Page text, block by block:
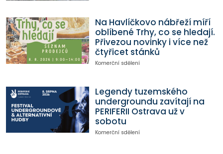
Na Havlíčkovo nábřeží míří
oblíbené Trhy, co se hledají.
Přivezou novinky i více než
čtyřicet stánků
Komerční sdělení
Legendy tuzemského
undergroundu zavítají na
PERIFERII Ostrava už v
sobotu
Komerční sdělení